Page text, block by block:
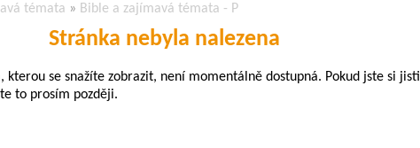
témata » Bible a zajímavá témata - P
Stránka nebyla nalezena
kterou se snažíte zobrazit, není momentálně dostupná. Pokud jste si jisti
to prosím později.